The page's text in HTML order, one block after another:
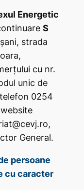
Energetic
S
strada
cu nr.
unic de
0254
General.
persoane
cu caracter